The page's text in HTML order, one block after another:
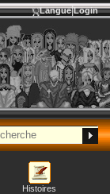
Langue Login
Histoires